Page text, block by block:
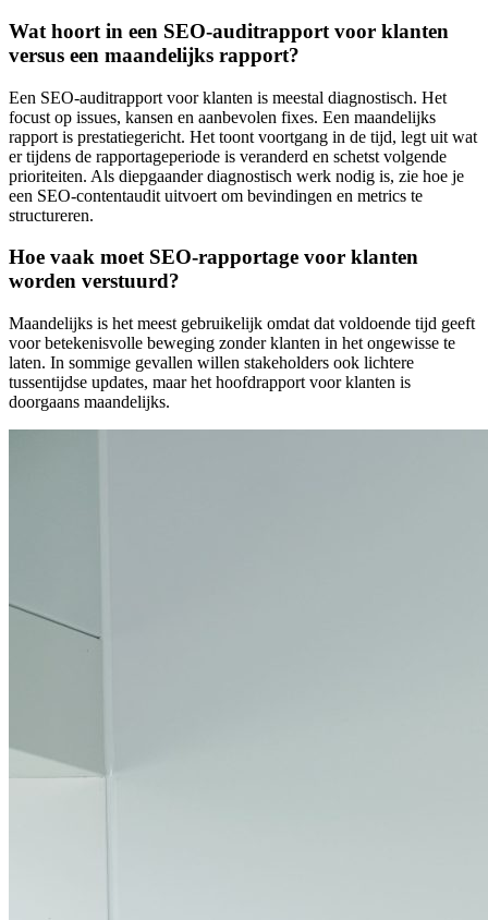
Wat hoort in een SEO-auditrapport voor klanten
versus een maandelijks rapport?
Een SEO-auditrapport voor klanten is meestal diagnostisch. Het
focust op issues, kansen en aanbevolen fixes. Een maandelijks
rapport is prestatiegericht. Het toont voortgang in de tijd, legt uit wat
er tijdens de rapportageperiode is veranderd en schetst volgende
prioriteiten. Als diepgaander diagnostisch werk nodig is, zie hoe je
een SEO-contentaudit uitvoert om bevindingen en metrics te
structureren.
Hoe vaak moet SEO-rapportage voor klanten
worden verstuurd?
Maandelijks is het meest gebruikelijk omdat dat voldoende tijd geeft
voor betekenisvolle beweging zonder klanten in het ongewisse te
laten. In sommige gevallen willen stakeholders ook lichtere
tussentijdse updates, maar het hoofdrapport voor klanten is
doorgaans maandelijks.